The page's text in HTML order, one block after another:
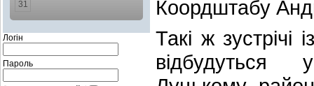
31
Логін
Пароль
Коордштабу
Такі ж
відбудуться